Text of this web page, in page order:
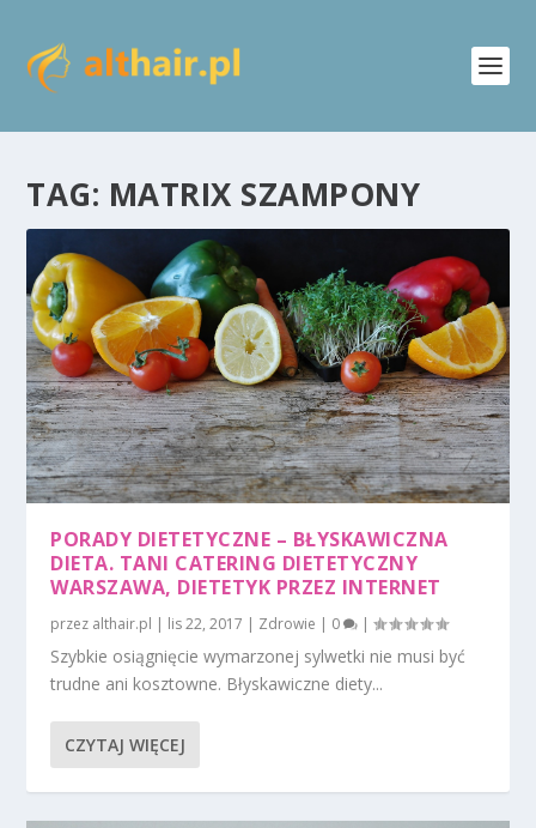
TAG: MATRIX SZAMPONY
PORADY DIETETYCZNE – BŁYSKAWICZNA
DIETA. TANI CATERING DIETETYCZNY
WARSZAWA, DIETETYK PRZEZ INTERNET
przez althair.pl | lis 22, 2017 | Zdrowie | 0 |
Szybkie osiągnięcie wymarzonej sylwetki nie musi być
trudne ani kosztowne. Błyskawiczne diety...
CZYTAJ WIĘCEJ